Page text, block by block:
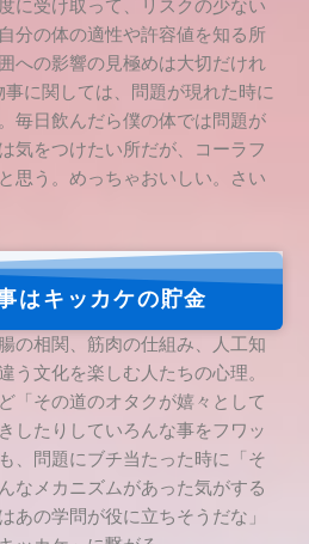
に受け取って、リスクの少ない
分の体の適性や許容値を知る所
への影響の見極めは大切だけれ
に関しては、問題が現れた時に
毎日飲んだら僕の体では問題が
気をつけたい所だが、コーラフ
思う。めっちゃおいしい。さい
はキッカケの貯金
の相関、筋肉の仕組み、人工知
う文化を楽しむ人たちの心理。
「その道のオタクが嬉々として
したりしていろんな事をフワッ
、問題にブチ当たった時に「そ
なメカニズムがあった気がする
あの学問が役に立ちそうだな」